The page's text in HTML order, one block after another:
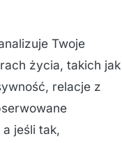
Twoje
życia, takich jak
relacje z
jeśli tak,